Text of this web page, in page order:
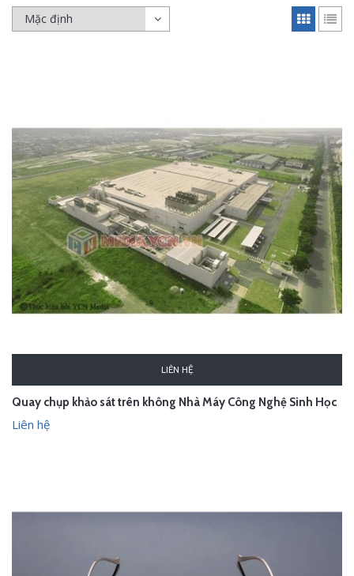
LIÊN HỆ
Quay chụp khảo sát trên không Nhà Máy Công Nghệ Sinh Học
Liên hệ